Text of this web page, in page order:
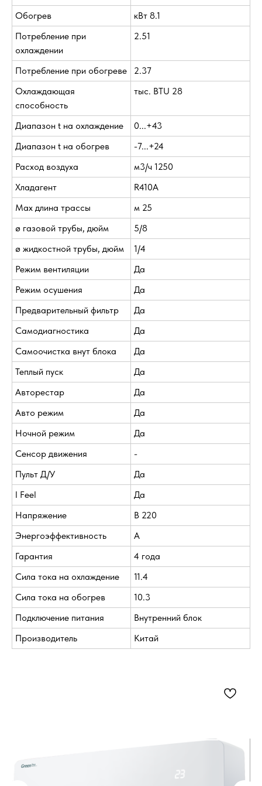
Обогрев
кВт 8.1
Потребление при
охлаждении
2.51
Потребление при обогреве
2.37
Охлаждающая
способность
тыс. BTU 28
Диапазон t на охлаждение
0...+43
Диапазон t на обогрев
-7...+24
Расход воздуха
м3/ч 1250
Хладагент
R410A
Max длина трассы
м 25
ø газовой трубы, дюйм
5/8
ø жидкостной трубы, дюйм
1/4
Режим вентиляции
Да
Режим осушения
Да
Предварительный фильтр
Да
Самодиагностика
Да
Самоочистка внут блока
Да
Теплый пуск
Да
Авторестар
Да
Авто режим
Да
Ночной режим
Да
Сенсор движения
-
Пульт Д/У
Да
I Feel
Да
Напряжение
В 220
Энергоэффективность
A
Гарантия
4 года
Сила тока на охлаждение
11.4
Сила тока на обогрев
10.3
Подключение питания
Внутренний блок
Производитель
Китай